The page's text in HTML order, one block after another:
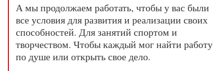
А мы продолжаем работать, чтобы у вас были
все условия для развития и реализации своих
способностей. Для занятий спортом и
творчеством. Чтобы каждый мог найти работу
по душе или открыть свое дело.